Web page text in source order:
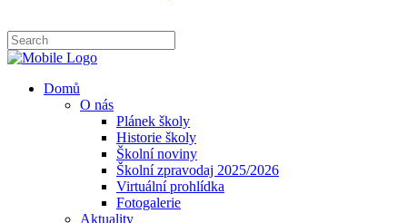
Domů
O nás
Plánek školy
Historie školy
Školní noviny
Školní zpravodaj 2025/2026
Virtuální prohlídka
Fotogalerie
Aktuality